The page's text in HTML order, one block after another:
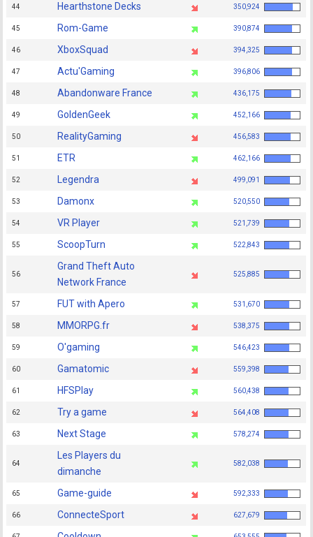
44 Hearthstone Decks 350,924
45 Rom-Game 390,874
46 XboxSquad 394,325
47 Actu'Gaming 396,806
48 Abandonware France 436,175
49 GoldenGeek 452,166
50 RealityGaming 456,583
51 ETR 462,166
52 Legendra 499,091
53 Damonx 520,550
54 VR Player 521,739
55 ScoopTurn 522,843
56
Grand Theft Auto
Network France
525,885
57 FUT with Apero 531,670
58 MMORPG.fr 538,375
59 O'gaming 546,423
60 Gamatomic 559,398
61 HFSPlay 560,438
62 Try a game 564,408
63 Next Stage 578,274
64
Les Players du
dimanche
582,038
65 Game-guide 592,333
66 ConnecteSport 627,679